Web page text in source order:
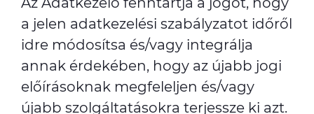
a jelen adatkezelési szabályzatot időről
idre módosítsa és/vagy integrálja
annak érdekében, hogy az újabb jogi
előírásoknak megfeleljen és/vagy
újabb szolgáltatásokra terjessze ki azt.